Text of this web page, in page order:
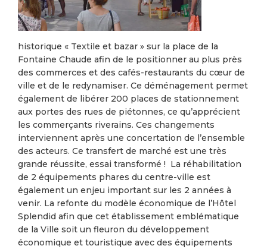
historique « Textile et bazar » sur la place de la
Fontaine Chaude afin de le positionner au plus près
des commerces et des cafés-restaurants du cœur de
ville et de le redynamiser. Ce déménagement permet
également de libérer 200 places de stationnement
aux portes des rues de piétonnes, ce qu’apprécient
les commerçants riverains. Ces changements
interviennent après une concertation de l’ensemble
des acteurs. Ce transfert de marché est une très
grande réussite, essai transformé ! La réhabilitation
de 2 équipements phares du centre-ville est
également un enjeu important sur les 2 années à
venir. La refonte du modèle économique de l’Hôtel
Splendid afin que cet établissement emblématique
de la Ville soit un fleuron du développement
économique et touristique avec des équipements